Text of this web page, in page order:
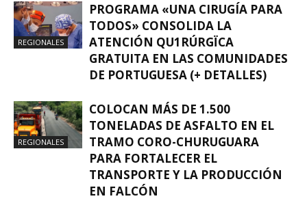
REGIONALES
PROGRAMA «UNA CIRUGÍA PARA
TODOS» CONSOLIDA LA
ATENCIÓN QU1RÚRGÏCA
GRATUITA EN LAS COMUNIDADES
DE PORTUGUESA (+ DETALLES)
REGIONALES
COLOCAN MÁS DE 1.500
TONELADAS DE ASFALTO EN EL
TRAMO CORO-CHURUGUARA
PARA FORTALECER EL
TRANSPORTE Y LA PRODUCCIÓN
EN FALCÓN